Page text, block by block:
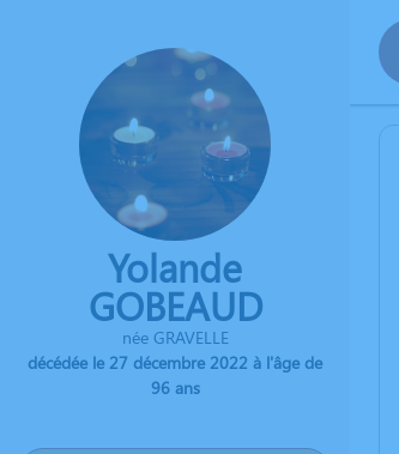
Yolande
GOBEAUD
née GRAVELLE
décédée le 27 décembre 2022 à l'âge de
96 ans